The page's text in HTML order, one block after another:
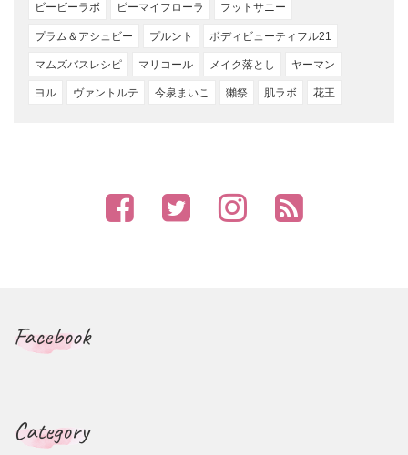
ビービーラボ ビーマイフローラ フットサニー
プラム＆アシュビー プルント ボディビューティフル21
マムズバスレシピ マリコール メイク落とし ヤーマン
ヨル ヴァントルテ 今泉まいこ 獺祭 肌ラボ 花王
Facebook
Category